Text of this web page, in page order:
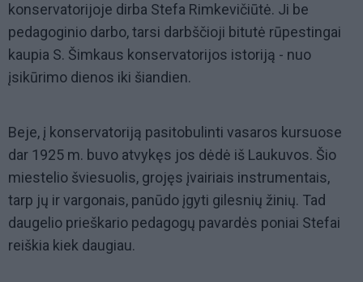
konservatorijoje dirba Stefa Rimkevičiūtė. Ji be
pedagoginio darbo, tarsi darbščioji bitutė rūpestingai
kaupia S. Šimkaus konservatorijos istoriją - nuo
įsikūrimo dienos iki šiandien.
Beje, į konservatoriją pasitobulinti vasaros kursuose
dar 1925 m. buvo atvykęs jos dėdė iš Laukuvos. Šio
miestelio šviesuolis, grojęs įvairiais instrumentais,
tarp jų ir vargonais, panūdo įgyti gilesnių žinių. Tad
daugelio prieškario pedagogų pavardės poniai Stefai
reiškia kiek daugiau.